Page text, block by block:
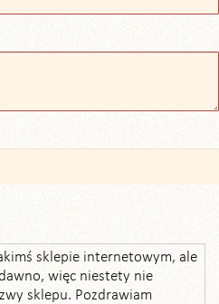
sklepie internetowym, ale
więc niestety nie
sklepu. Pozdrawiam